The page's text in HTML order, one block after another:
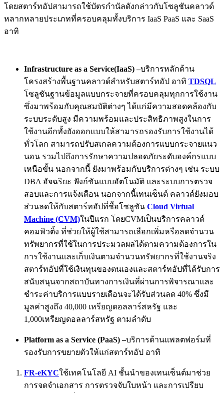
โดยสตาร์ทอัปสามารถใช้บัตรกำนัลดังกล่าวกับโซลูชันคลาวด์
หลากหลายประเภทที่ครอบคลุมทั้งบริการ IaaS PaaS และ SaaS
อาทิ
Infrastructure as a Service(IaaS) –บริการหลักด้าน
โครงสร้างพื้นฐานคลาวด์สำหรับสตาร์ทอัป อาทิ TDSQL
โซลูชันฐานข้อมูลแบบกระจายที่ครอบคลุมทุกการใช้งาน
ซึ่งมาพร้อมกับคุณสมบัติต่างๆ ได้แก่มีความสอดคล้องกับ
ระบบระดับสูง มีความพร้อมและประสิทธิภาพสูงในการ
ใช้งานอีกทั้งยังออกแบบให้สามารถรองรับการใช้งานได้
ทั่วโลก สามารถปรับสเกลความต้องการแบบกระจายแนว
นอน รวมไปถึงการรักษาความปลอดภัยระดับองค์กรแบบ
เหนือขั้น นอกจากนี้ ยังมาพร้อมกับบริการต่างๆ เช่น ระบบ
DBA อัจฉริยะ ฟังก์ชันแบบอัตโนมัติ และระบบการตรวจ
สอบและการแจ้งเตือน นอกจากนี้เทนเซ็นต์ คลาวด์ยังมอบ
ส่วนลดให้กับสตาร์ทอัปที่ซื้อโซลูชัน Cloud Virtual
Machine (CVM)ในปีแรก โดยCVMเป็นบริการคลาวด์
คอมพิวติ้ง ที่ช่วยให้ผู้ใช้สามารถเลือกเพิ่มหรือลดจำนวน
ทรัพยากรที่ใช้ในการประมวลผลได้ตามความต้องการใน
การใช้งานและเก็บเงินตามจำนวนทรัพยากรที่ใช้งานจริง
สตาร์ทอัปที่ใช้เงินทุนของตนเองและสตาร์ทอัปที่ได้รับการ
สนับสนุนจากสถาบันทางการเงินที่ผ่านการพิจารณาและ
ชำระค่าบริการแบบรายเดือนจะได้รับส่วนลด 40% ซึ่งมี
มูลค่าสูงถึง 40,000 เหรียญดอลลาร์สหรัฐ และ
1,000เหรียญดอลลาร์สหรัฐ ตามลำดับ
Platform as a Service (PaaS) –บริการด้านแพลตฟอร์มที่
รองรับการขยายตัวให้แก่สตาร์ทอัป อาทิ
FR-eKYCใช้เทคโนโลยี AI ชั้นนำของเทนเซ็นต์มาช่วย
การจดจำเอกสาร การตรวจจับใบหน้า และการเปรียบ